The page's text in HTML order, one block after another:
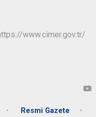
Resmi Gazete